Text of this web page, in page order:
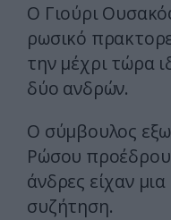
Ο Γιούρι
ρωσικό
την μέχρι τώρα
δύο ανδρών.
Ο σύμβουλος
Ρώσου προέδρου
άνδρες είχαν
συζήτηση.